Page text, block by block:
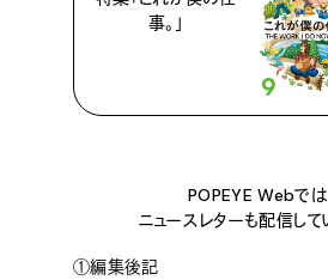
事。」
POPEYE Webでは
ニュースレターも配信して
①編集後記